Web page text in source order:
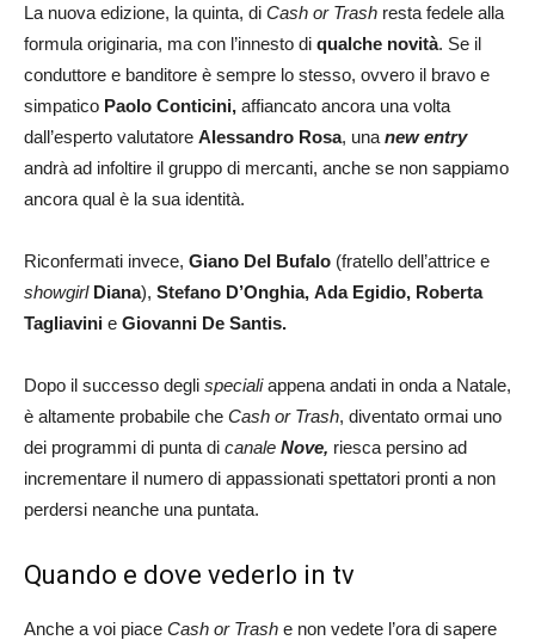
La nuova edizione, la quinta, di Cash or Trash resta fedele alla
formula originaria, ma con l’innesto di qualche novità. Se il
conduttore e banditore è sempre lo stesso, ovvero il bravo e
simpatico Paolo Conticini, affiancato ancora una volta
dall’esperto valutatore Alessandro Rosa, una new entry
andrà ad infoltire il gruppo di mercanti, anche se non sappiamo
ancora qual è la sua identità.
Riconfermati invece, Giano Del Bufalo (fratello dell’attrice e
showgirl Diana), Stefano D’Onghia, Ada Egidio, Roberta
Tagliavini e Giovanni De Santis.
Dopo il successo degli specialiappena andati in onda a Natale,
è altamente probabile che Cash or Trash, diventato ormai uno
dei programmi di punta di canale Nove, riesca persino ad
incrementare il numero di appassionati spettatori pronti a non
perdersi neanche una puntata.
Quando e dove vederlo in tv
Anche a voi piace Cash or Trash e non vedete l’ora di sapere